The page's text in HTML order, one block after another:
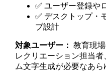
✅ ユーザー登録や
✅ デスクトップ・
ブ設計
対象ユーザー： 教育現
レクリエーション担当
ム文字生成が必要なあ